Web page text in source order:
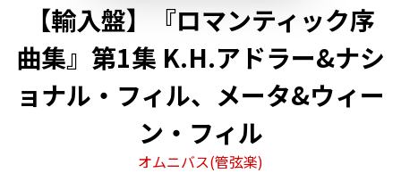
【輸入盤】『ロマンティック序
曲集』第1集 K.H.アドラー&ナシ
ョナル・フィル、メータ&ウィー
ン・フィル
オムニバス(管弦楽)